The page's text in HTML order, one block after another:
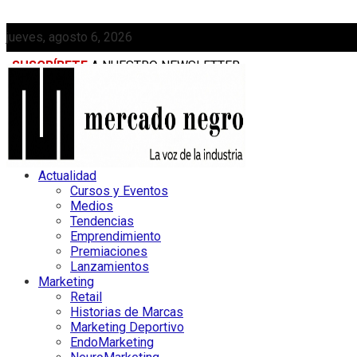
jueves, agosto 6, 2026
SUSCRÍBETE A NUESTRO NEWSLETTER
MEDIAKIT
Actualidad
Cursos y Eventos
Medios
Tendencias
Emprendimiento
Premiaciones
Lanzamientos
Marketing
Retail
Historias de Marcas
Marketing Deportivo
EndoMarketing